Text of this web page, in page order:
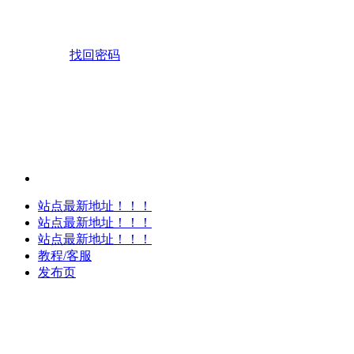
找回密码
站点最新地址！！！
站点最新地址！！！
站点最新地址！！！
教程/客服
发布页